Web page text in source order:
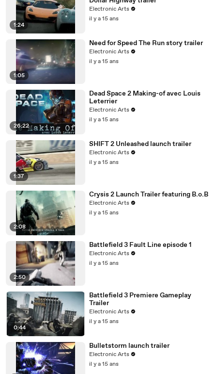
1:24
Electronic Arts
il y a 15 ans
1:05
Need for Speed The Run story trailer
Electronic Arts
il y a 15 ans
26:22
Dead Space 2 Making-of avec Louis
Leterrier
Electronic Arts
il y a 15 ans
1:37
SHIFT 2 Unleashed launch trailer
Electronic Arts
il y a 15 ans
2:08
Crysis 2 Launch Trailer featuring B.o.B
Electronic Arts
il y a 15 ans
2:50
Battlefield 3 Fault Line episode 1
Electronic Arts
il y a 15 ans
0:44
Battlefield 3 Premiere Gameplay
Trailer
Electronic Arts
il y a 15 ans
Bulletstorm launch trailer
Electronic Arts
il y a 15 ans